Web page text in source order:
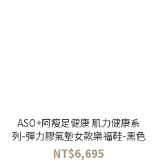
ASO+阿瘦足健康 肌力健康系
列-彈力膠氣墊女款樂福鞋-黑色
NT$6,695